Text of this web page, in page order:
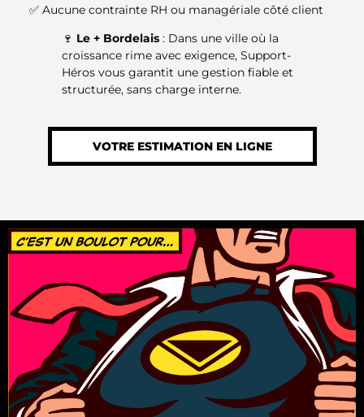
✅ Aucune contrainte RH ou managériale côté client
🍷 Le + Bordelais: Dans une ville où la
croissance rime avec exigence, Support-
Héros vous garantit une gestion fiable et
structurée, sans charge interne.
VOTRE ESTIMATION EN LIGNE